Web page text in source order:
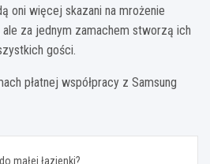
oni więcej skazani na mrożenie
za jednym zamachem stworzą ich
gości.
płatnej współpracy z Samsung
małej łazienki?